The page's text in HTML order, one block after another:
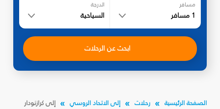
مسافر
1 مسافر
الدرجة
السياحية
ابحث عن الرحلات
الصفحة الرئيسية رحلات إلى الاتحاد الروسي إلى كرازنودار